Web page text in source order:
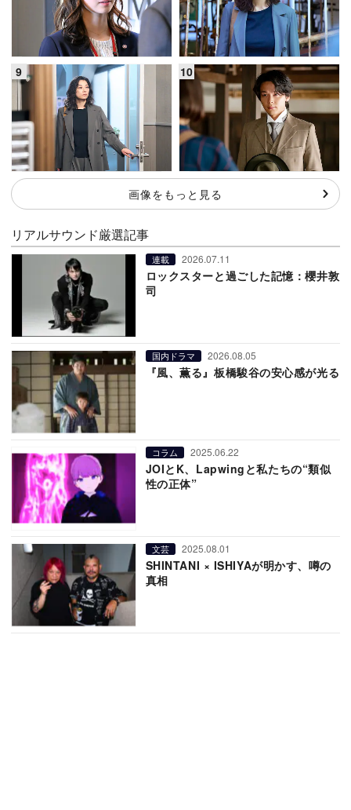
画像をもっと見る
リアルサウンド厳選記事
連載 2026.07.11
ロックスターと過ごした記憶：櫻井敦
司
国内ドラマ 2026.08.05
『風、薫る』板橋駿谷の安心感が光る
コラム 2025.06.22
JOIとK、Lapwingと私たちの“類似
性の正体”
文芸 2025.08.01
SHINTANI × ISHIYAが明かす、噂の
真相